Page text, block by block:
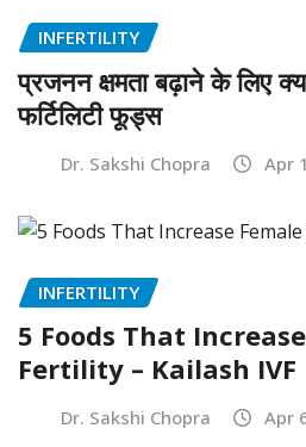
INFERTILITY
प्रजनन क्षमता बढ़ाने के लिए
फर्टिलिटी फूड्स
Dr. Sakshi Chopra Apr
INFERTILITY
5 Foods That
Fertility – Kailash IVF
Dr. Sakshi Chopra Apr